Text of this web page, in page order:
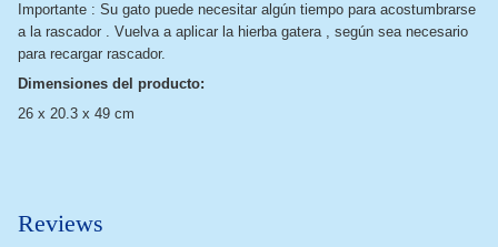
Importante : Su gato puede necesitar algún tiempo para acostumbrarse
a la rascador . Vuelva a aplicar la hierba gatera , según sea necesario
para recargar rascador.
Dimensiones del producto:
26 x 20.3 x 49 cm
Reviews